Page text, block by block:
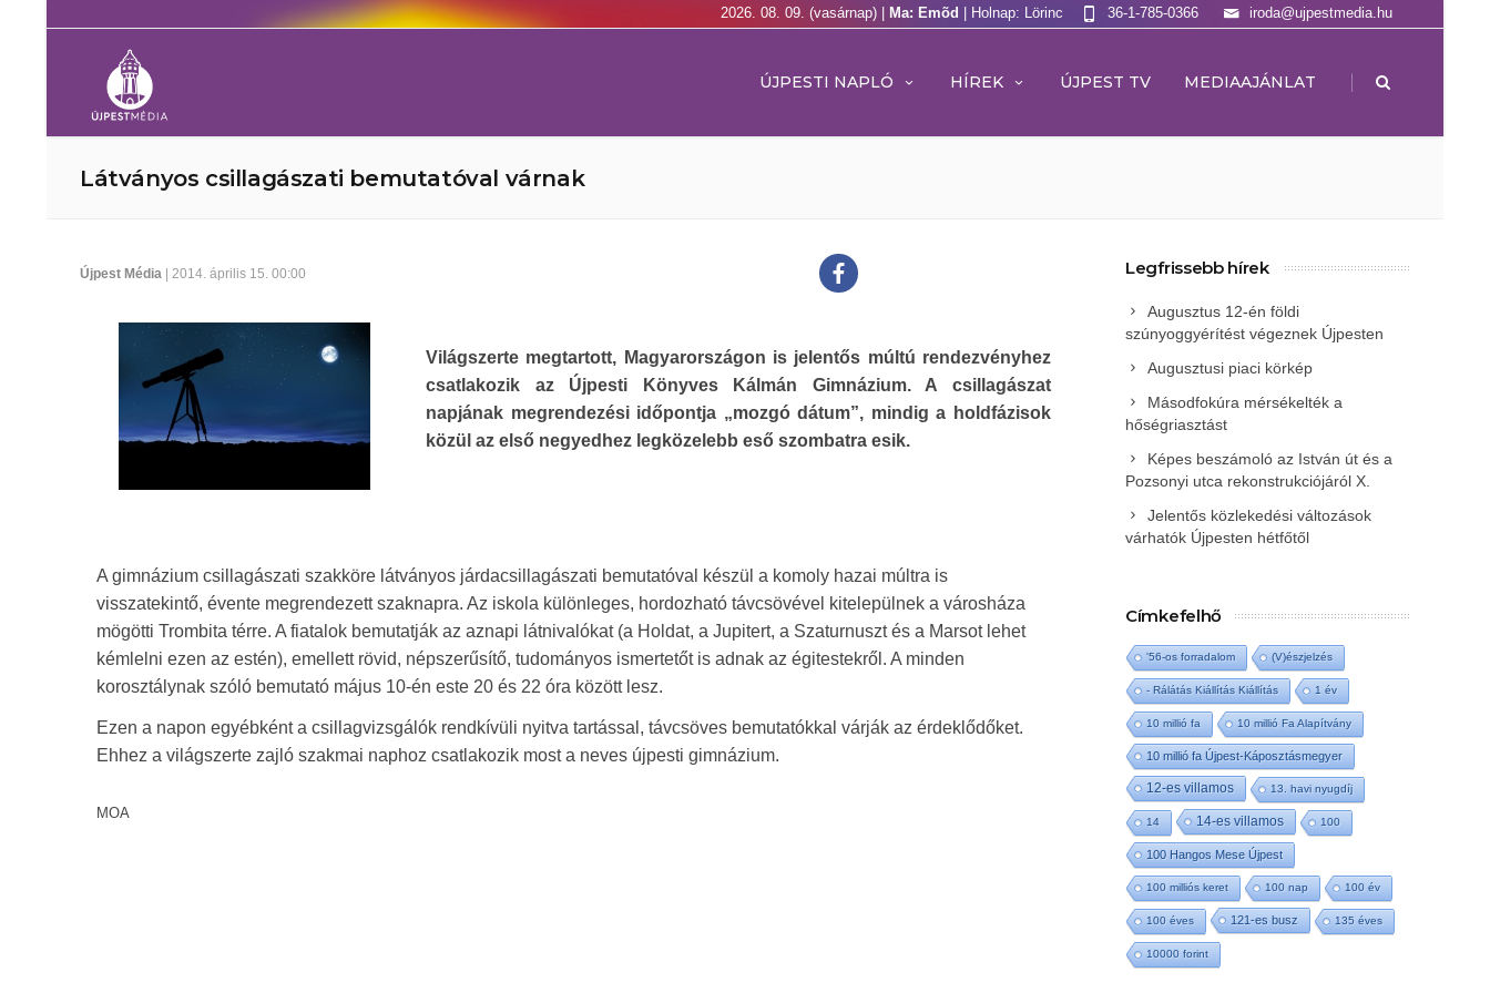
2026. 08. 09. (vasárnap) | Ma: Emõd | Holnap: Lörinc iroda@ujpestmedia.hu
36-1-785-0366
ÚJPESTI NAPLÓ HÍREK ÚJPEST TV MEDIAAJÁNLAT |
Látványos csillagászati bemutatóval várnak
Újpest Média | 2014. április 15. 00:00
Világszerte megtartott, Magyarországon is jelentős múltú rendezvényhez
csatlakozik az Újpesti Könyves Kálmán Gimnázium. A csillagászat
napjának megrendezési időpontja „mozgó dátum”, mindig a holdfázisok
közül az első negyedhez legközelebb eső szombatra esik.
A gimnázium csillagászati szakköre látványos járdacsillagászati bemutatóval készül a komoly hazai múltra is
visszatekintő, évente megrendezett szaknapra. Az iskola különleges, hordozható távcsövével kitelepülnek a városháza
mögötti Trombita térre. A fiatalok bemutatják az aznapi látnivalókat (a Holdat, a Jupitert, a Szaturnuszt és a Marsot lehet
kémlelni ezen az estén), emellett rövid, népszerűsítő, tudományos ismertetőt is adnak az égitestekről. A minden
korosztálynak szóló bemutató május 10-én este 20 és 22 óra között lesz.
Ezen a napon egyébként a csillagvizsgálók rendkívüli nyitva tartással, távcsöves bemutatókkal várják az érdeklődőket.
Ehhez a világszerte zajló szakmai naphoz csatlakozik most a neves újpesti gimnázium.
MOA
Legfrissebb hírek
Augusztus 12-én földi
szúnyoggyérítést végeznek Újpesten
Augusztusi piaci körkép
Másodfokúra mérsékelték a
hőségriasztást
Képes beszámoló az István út és a
Pozsonyi utca rekonstrukciójáról X.
Jelentős közlekedési változások
várhatók Újpesten hétfőtől
Címkefelhő
'56-os forradalom (V)észjelzés
- Rálátás Kiállítás Kiállítás 1 év
10 millió fa 10 millió Fa Alapítvány
10 millió fa Újpest-Káposztásmegyer
12-es villamos 13. havi nyugdíj
14 14-es villamos 100
100 Hangos Mese Újpest
100 milliós keret 100 nap 100 év
100 éves 121-es busz 135 éves
10000 forint